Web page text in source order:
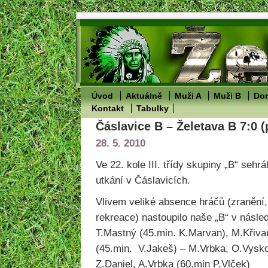
Úvod Aktuálně Muži A Muži B
Kontakt
Tabulky
Čáslavice B – Želetava B 7:0
28. 5. 2010
Ve 22. kole III. třídy skupiny „B“
utkání v Čáslavicích.
Vlivem veliké absence hráčů
rekreace) nastoupilo naše „B“ v
T.Mastný (45.min. K.Marvan),
(45.min. V.Jakeš) – M.Vrbka,
Z.Daniel, A.Vrbka (60.min P.Vlček)